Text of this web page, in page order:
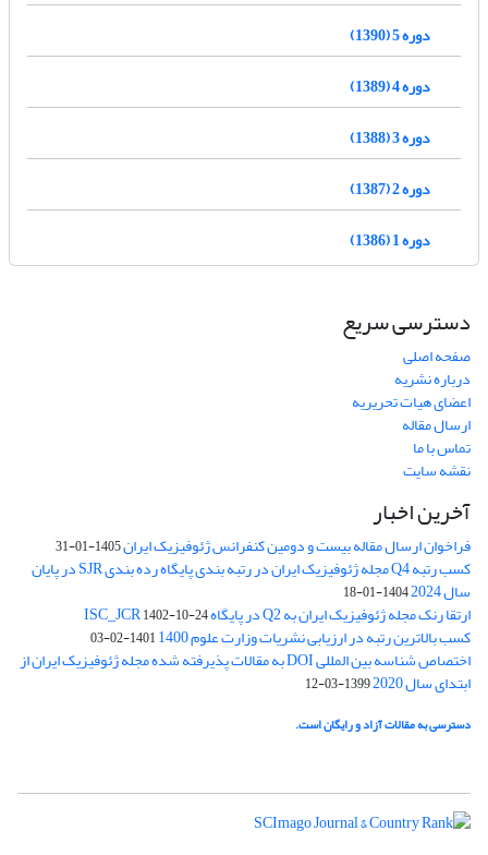
دوره 5 (1390)
دوره 4 (1389)
دوره 3 (1388)
دوره 2 (1387)
دوره 1 (1386)
دسترسی سریع
صفحه اصلی
درباره نشریه
اعضای هیات تحریریه
ارسال مقاله
تماس با ما
نقشه سایت
آخرین اخبار
فراخوان ارسال مقاله بیست و دومین کنفرانس ژئوفیزیک ایران1405-01-31
کسب رتبه Q4 مجله ژئوفیزیک ایران در رتبه بندی پایگاه رده بندی SJR در پایان
سال 2024 1404-01-18
ارتقا رنک مجله ژئوفیزیک ایران به Q2 در پایگاه ISC_JCR 1402-10-24
کسب بالاترین رتبه در ارزیابی نشریات وزارت علوم 1400 1401-02-03
اختصاص شناسه بین المللی DOI به مقالات پذیرفته شده مجله ژئوفیزیک ایران از
ابتدای سال 2020 1399-03-12
دسترسی به مقالات آزاد و رایگان است.